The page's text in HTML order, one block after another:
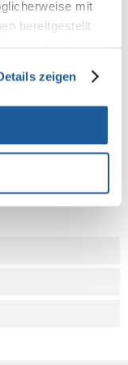
mit
bereitgestellt
zeigen
NACHRICHT